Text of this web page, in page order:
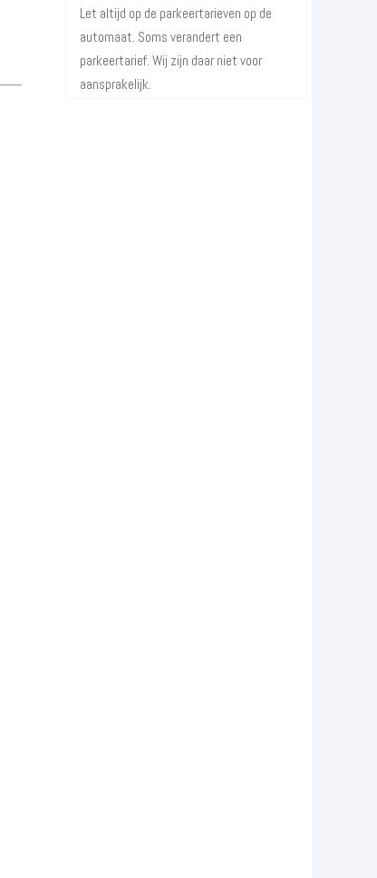
Let altijd op de parkeertarieven op de
automaat. Soms verandert een
parkeertarief. Wij zijn daar niet voor
aansprakelijk.